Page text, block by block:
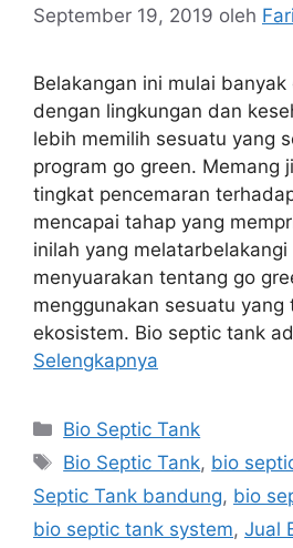
September 19, 2019 oleh
Belakangan ini mulai
dengan lingkungan dan
lebih memilih sesuatu yang
program go green. Memang
tingkat pencemaran
mencapai tahap yang
inilah yang
menyuarakan tentang go
menggunakan sesuatu yang
ekosistem. Bio septic tank
Selengkapnya
Kategori
Bio Septic Tank
Tag
Bio Septic Tank, bio
Septic Tank bandung, bio
bio septic tank system, Jual